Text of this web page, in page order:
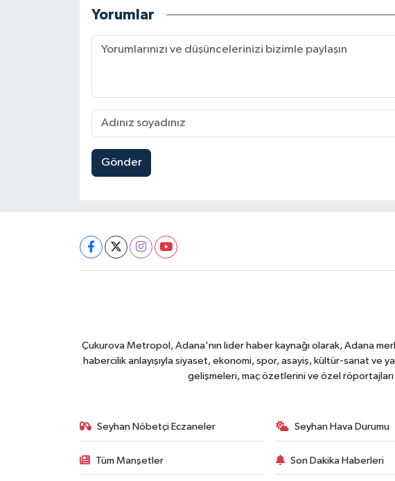
Yorumlar
Gönder
Çukurova Metropol, Adana'nın lider haber kaynağı olarak, Adana
habercilik anlayışıyla siyaset, ekonomi, spor, asayiş, kültür-sanat ve
gelişmeleri, maç özetlerini ve özel
Seyhan Nöbetçi Eczaneler Seyhan Hava Durumu
Tüm Manşetler Son Dakika Haberleri